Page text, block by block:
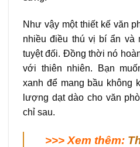
Như vậy một thiết kế văn
nhiều điều thú vị bí ẩn và
tuyệt đối. Đồng thời nó
với thiên nhiên. Bạn
xanh để mang bầu không
lượng dạt dào cho văn
chỉ sau.
>>> Xem thêm: